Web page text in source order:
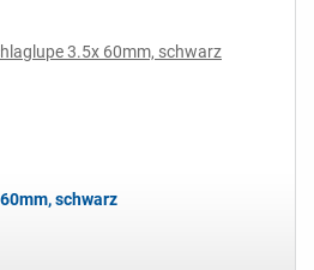
schwarz